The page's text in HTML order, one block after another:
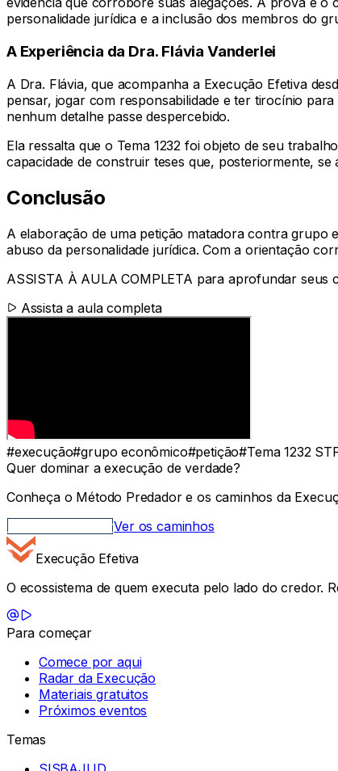
personalidade jurídica e a inclusão dos membros do
A Experiência da Dra. Flávia Vanderlei
A Dra. Flávia, que acompanha a Execução Efetiva
pensar, jogar com responsabilidade e ter tirocínio
nenhum detalhe passe despercebido.
Ela ressalta que o Tema 1232 foi objeto de seu
capacidade de construir teses que, posteriormente,
Conclusão
A elaboração de uma petição matadora contra grupo
abuso da personalidade jurídica. Com a orientação
ASSISTA À AULA COMPLETA para aprofundar
Assista a aula completa
#execução#grupo econômico#petição#Tema 1232
Quer dominar a execução de verdade?
Conheça o Método Predador e os caminhos da
Método PredadorVer os caminhos
Execução Efetiva
O ecossistema de quem executa pelo lado do credor.
Para começar
Comece por aqui
Radar da Execução
Materiais gratuitos
Próximos eventos
Temas